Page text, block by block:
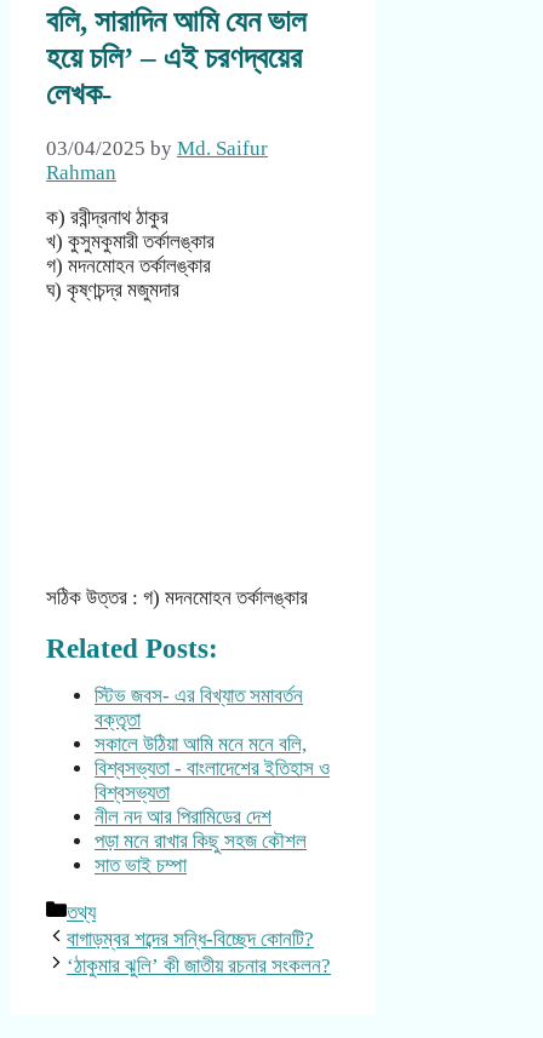
বলি, সারাদিন আমি যেন ভাল
হয়ে চলি’ – এই চরণদ্বয়ের
লেখক-
03/04/2025 by Md. Saifur
Rahman
ক) রবীন্দ্রনাথ ঠাকুর
খ) কুসুমকুমারী তর্কালঙ্কার
গ) মদনমোহন তর্কালঙ্কার
ঘ) কৃষ্ণচন্দ্র মজুমদার
সঠিক উত্তর : গ) মদনমোহন তর্কালঙ্কার
Related Posts:
স্টিভ জবস- এর বিখ্যাত সমাবর্তন
বক্তৃতা
সকালে উঠিয়া আমি মনে মনে বলি,
বিশ্বসভ্যতা - বাংলাদেশের ইতিহাস ও
বিশ্বসভ্যতা
নীল নদ আর পিরামিডের দেশ
পড়া মনে রাখার কিছু সহজ কৌশল
সাত ভাই চম্পা
Categories
তথ্য
বাগাড়ম্বর শব্দের সন্ধি-বিচ্ছেদ কোনটি?
‘ঠাকুমার ঝুলি’ কী জাতীয় রচনার সংকলন?